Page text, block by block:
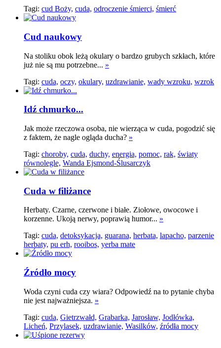
Tagi: cud Boży, cuda, odroczenie śmierci, śmierć
Cud naukowy
Na stoliku obok leżą okulary o bardzo grubych szkłach, które
już nie są mu potrzebne... »
Tagi: cuda, oczy, okulary, uzdrawianie, wady wzroku, wzrok
Idź chmurko...
Jak może rzeczowa osoba, nie wierząca w cuda, pogodzić się
z faktem, że nagle ogląda ducha? »
Tagi: choroby, cuda, duchy, energia, pomoc, rak, światy
równolegle, Wanda Ejsmond-Ślusarczyk
Cuda w filiżance
Herbaty. Czarne, czerwone i białe. Ziołowe, owocowe i
korzenne. Ukoją nerwy, poprawią humor... »
Tagi: cuda, detoksykacja, guarana, herbata, lapacho, parzenie
herbaty, pu erh, rooibos, yerba mate
Źródło mocy
Woda czyni cuda czy wiara? Odpowiedź na to pytanie chyba
nie jest najważniejsza. »
Tagi: cuda, Gietrzwałd, Grabarka, Jarosław, Jodłówka,
Licheń, Przylasek, uzdrawianie, Wasilków, źródła mocy